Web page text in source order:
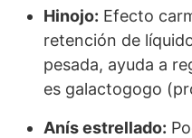
Hinojo: Efecto
retención de
pesada, ayuda a
es galactogogo
Anís estrellado: